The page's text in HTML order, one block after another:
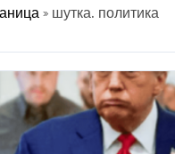
» шутка. политика